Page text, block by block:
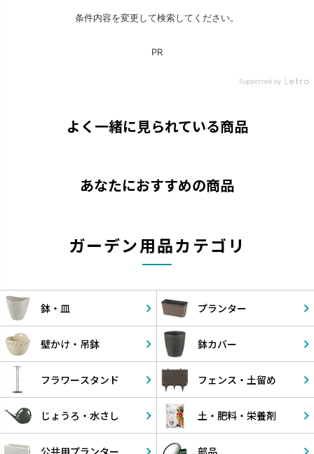
よく一緒に見られている商品
あなたにおすすめの商品
ガーデン用品カテゴリ
鉢・皿 プランター
壁かけ・ 吊鉢 鉢カバー
フラワースタンド フェンス・ 土留め
じょうろ・ 水さし 土・肥料・ 栄養剤
公共用プランター 部品